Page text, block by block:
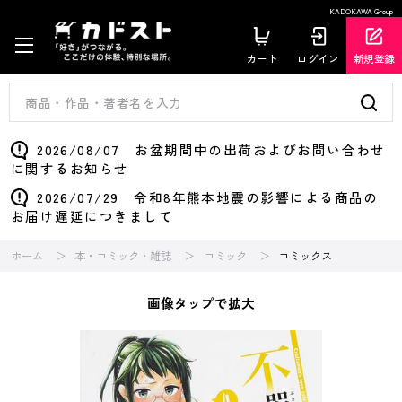
KADOKAWA Group
カート ログイン 新規登録
2026/08/07 お盆期間中の出荷およびお問い合わせ
に関するお知らせ
2026/07/29 令和8年熊本地震の影響による商品の
お届け遅延につきまして
ホーム 本・コミック・雑誌 コミック コミックス
画像タップで拡大